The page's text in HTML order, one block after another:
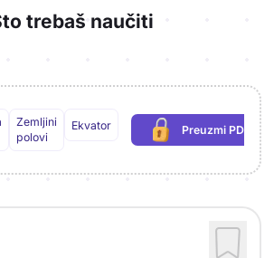
trebaš naučiti
Zemljini
polovi
Ekvator Preuzmi PDF
(potrebna